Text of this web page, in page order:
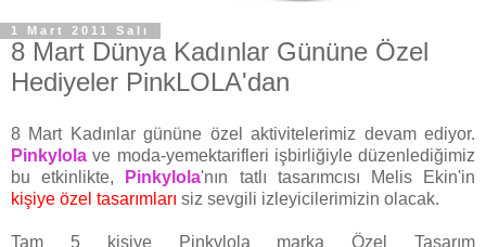
1 Mart 2011 Salı
8 Mart Dünya Kadınlar Gününe Özel
Hediyeler PinkLOLA'dan
8 Mart Kadınlar gününe özel aktivitelerimiz devam ediyor.
Pinkylola ve moda-yemektarifleri işbirliğiyle düzenlediğimiz
bu etkinlikte, Pinkylola'nın tatlı tasarımcısı Melis Ekin'in
kişiye özel tasarımları siz sevgili izleyicilerimizin olacak.
Tam 5 kişiye Pinkylola marka Özel Tasarım